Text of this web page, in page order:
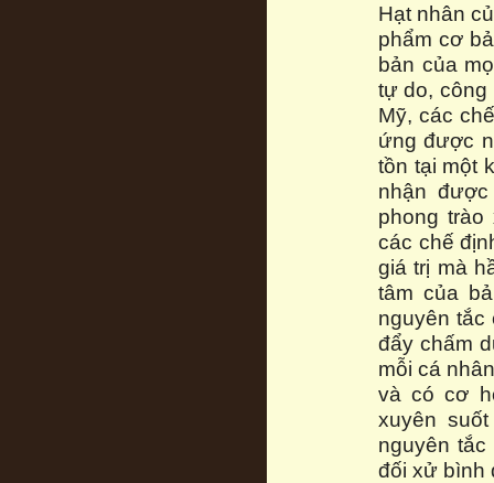
Hạt nhân
phẩm cơ
bản của
tự do, công
Mỹ, các
ứng được
tồn tại một
nhận
phong
các chế
giá trị mà
tâm của
nguyên tắc
đẩy chấm
mỗi cá
và có cơ
xuyên
nguyên
đối xử bình